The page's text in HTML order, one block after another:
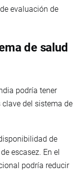
evaluación de
de salud
podría tener
del sistema de
de
escasez. En el
podría reducir